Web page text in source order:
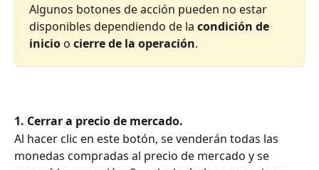
Algunos botones de acción pueden no estar
disponibles dependiendo de la condición de
inicio o cierre de la operación.
1. Cerrar a precio de mercado.
Al hacer clic en este botón, se venderán todas las
monedas compradas al precio de mercado y se